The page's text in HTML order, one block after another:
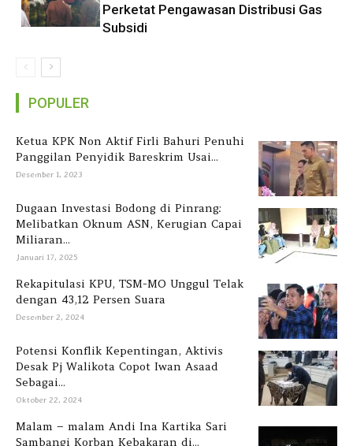
Perketat Pengawasan Distribusi Gas
Subsidi
POPULER
Ketua KPK Non Aktif Firli Bahuri Penuhi
Panggilan Penyidik Bareskrim Usai...
Desember 1, 2023
Dugaan Investasi Bodong di Pinrang:
Melibatkan Oknum ASN, Kerugian Capai
Miliaran...
Januari 17, 2025
Rekapitulasi KPU, TSM-MO Unggul Telak
dengan 43,12 Persen Suara
Desember 2, 2024
Potensi Konflik Kepentingan, Aktivis
Desak Pj Walikota Copot Iwan Asaad
Sebagai...
Oktober 22, 2024
Malam – malam Andi Ina Kartika Sari
Sambangi Korban Kebakaran di...